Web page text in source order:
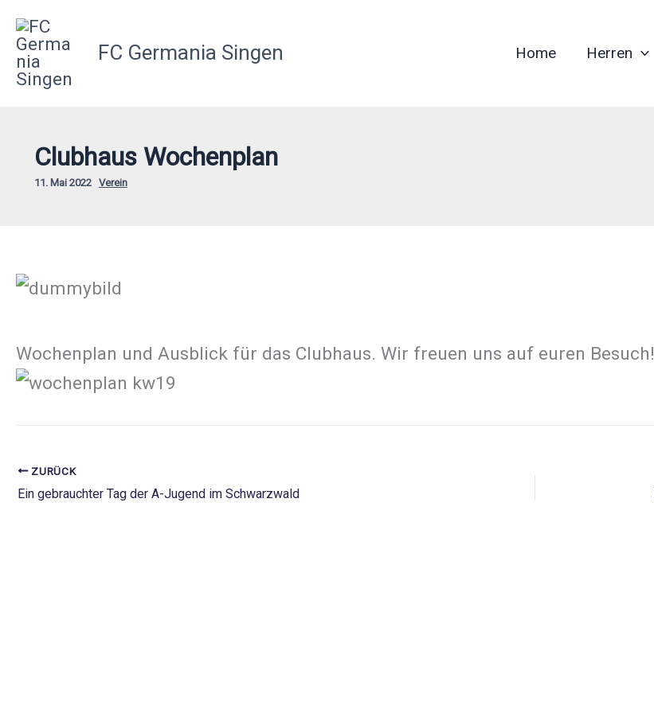
Zum
Inhalt
springen
FC Germania Singen Home Herren
Clubhaus Wochenplan
11. Mai 2022 Verein
Wochenplan und Ausblick für das Clubhaus. Wir freuen uns auf euren Besuch!
ZURÜCK
Ein gebrauchter Tag der A-Jugend im Schwarzwald